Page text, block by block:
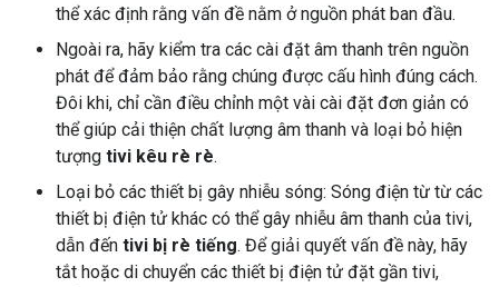
thể xác định rằng vấn đề nằm ở nguồn phát ban đầu.
Ngoài ra, hãy kiểm tra các cài đặt âm thanh trên nguồn
phát để đảm bảo rằng chúng được cấu hình đúng cách.
Đôi khi, chỉ cần điều chỉnh một vài cài đặt đơn giản có
thể giúp cải thiện chất lượng âm thanh và loại bỏ hiện
tượng tivi kêu rè rè.
Loại bỏ các thiết bị gây nhiễu sóng: Sóng điện từ từ các
thiết bị điện tử khác có thể gây nhiễu âm thanh của tivi,
dẫn đến tivi bị rè tiếng. Để giải quyết vấn đề này, hãy
tắt hoặc di chuyển các thiết bị điện tử đặt gần tivi,